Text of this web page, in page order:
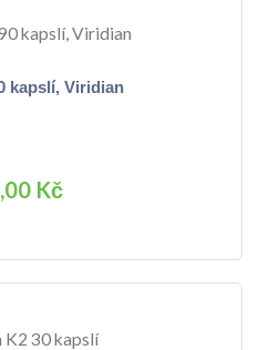
kapslí, Viridian
Kč